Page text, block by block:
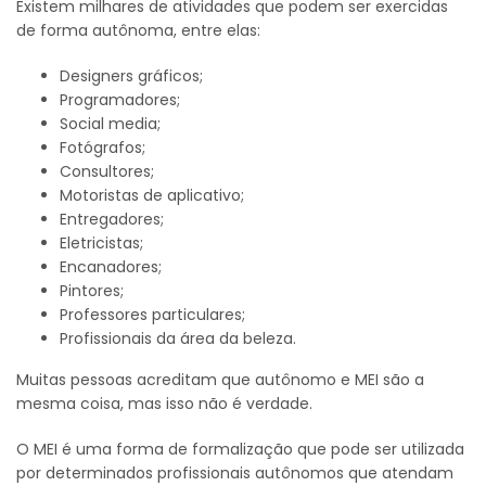
Existem milhares de atividades que podem ser exercidas
de forma autônoma, entre elas:
Designers gráficos;
Programadores;
Social media;
Fotógrafos;
Consultores;
Motoristas de aplicativo;
Entregadores;
Eletricistas;
Encanadores;
Pintores;
Professores particulares;
Profissionais da área da beleza.
Muitas pessoas acreditam que autônomo e MEI são a
mesma coisa, mas isso não é verdade.
O MEI é uma forma de formalização que pode ser utilizada
por determinados profissionais autônomos que atendam